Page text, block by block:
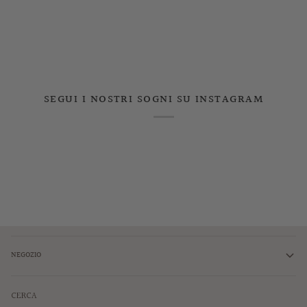
SEGUI I NOSTRI SOGNI SU INSTAGRAM
NEGOZIO
CERCA